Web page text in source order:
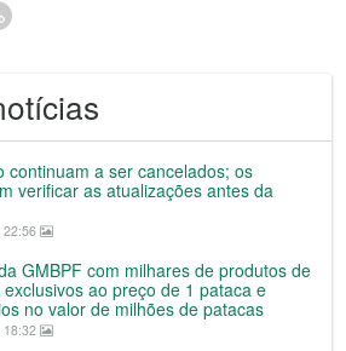
continuam a ser cancelados; os
verificar as atualizações antes da
22:56
GMBPF com milhares de produtos de
ao preço de 1 pataca e
no valor de milhões de patacas
18:32